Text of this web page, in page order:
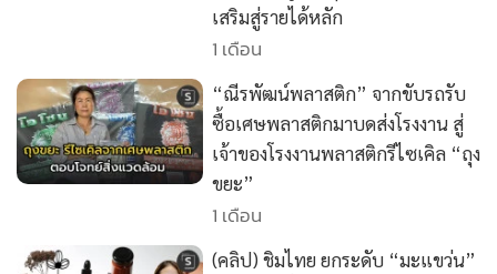
• การเมือง
• ท่องเที่ยว
• กีฬา
• ต่างประเทศ
เศรษฐกิจ-ธุรกิจ
เสริมสู่รายได้หลัก
1 เดือน
“ณีรพัฒน์พลาสติก” จากขับรถรับ
ซื้อเศษพลาสติกมาบดส่งโรงงาน สู่
เจ้าของโรงงานพลาสติกรีไซเคิล “ถุง
ขยะ”
1 เดือน
(คลิป) ชิมไทย ยกระดับ “มะแขว่น”